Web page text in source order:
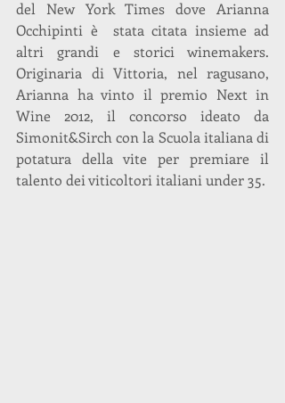
del New York Times dove Arianna
Occhipinti è  stata citata insieme ad
altri grandi e storici winemakers.
Originaria di Vittoria, nel ragusano,
Arianna ha vinto il premio Next in
Wine 2012, il concorso ideato da
Simonit&Sirch con la Scuola italiana di
potatura della vite per premiare il
talento dei viticoltori italiani under 35.